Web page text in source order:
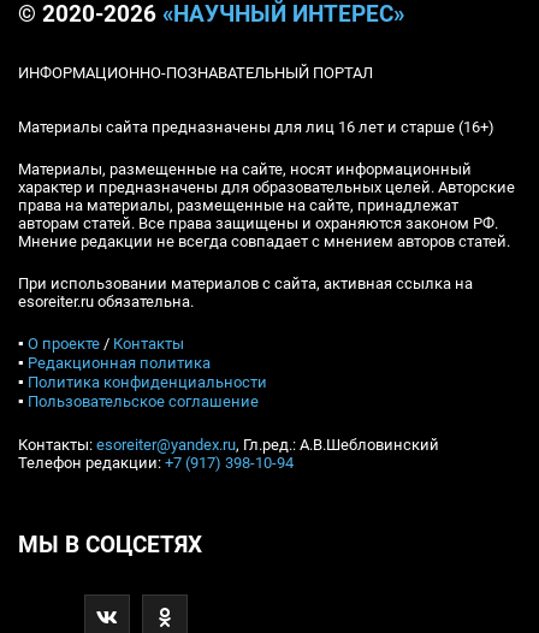
© 2020-2026 «НАУЧНЫЙ ИНТЕРЕС»
ИНФОРМАЦИОННО-ПОЗНАВАТЕЛЬНЫЙ ПОРТАЛ
Материалы сайта предназначены для лиц 16 лет и старше (16+)
Материалы, размещенные на сайте, носят информационный
характер и предназначены для образовательных целей. Авторские
права на материалы, размещенные на сайте, принадлежат
авторам статей. Все права защищены и охраняются законом РФ.
Мнение редакции не всегда совпадает с мнением авторов статей.
При использовании материалов с сайта, активная ссылка на
esoreiter.ru обязательна.
▪ О проекте / Контакты
▪ Редакционная политика
▪ Политика конфиденциальности
▪ Пользовательское соглашение
Контакты: esoreiter@yandex.ru, Гл.ред.: А.В.Шебловинский
Телефон редакции: +7 (917) 398-10-94
МЫ В СОЦСЕТЯХ